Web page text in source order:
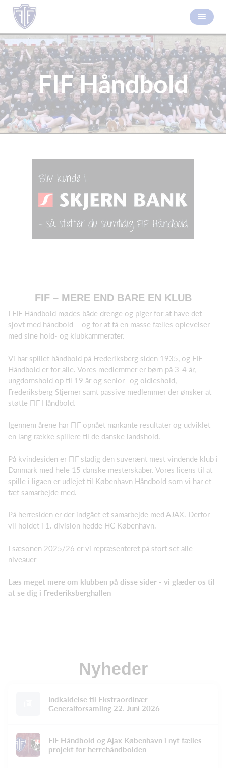
FIF Håndbold
FIF – MERE END BARE EN KLUB
I FIF Håndbold mødes både drenge og piger for at have det
sjovt med håndbold – og for at få en masse fælles oplevelser
med sine hold- og klubkammerater.
Vi har spillet håndbold på Frederiksberg siden 1935, og FIF
Håndbold er for alle. Vores medlemmer er børn på 3-4 år,
ungdomshold op til 19 år og senior- og oldieshold,
Frederiksberg Stjerner samt passive medlemmer der ønsker at
støtte FIF Håndbold.
Igennem årene har FIF opnået markante resultater og udviklet
en lang række spillere til de danske landshold.
På kvindesiden er FIF stadig den suverænt mest vindende klub i
Danmark med hele 15 danske mesterskaber. Vores licens til at
spille i ligaen er udlejet til København Håndbold som vi har et
tæt samarbejde med.
På herresiden er der indgået et samarbejde med AJAX. Derfor
vil holdet i 1. division hedde HC København.
I sæsonen 2025/26 er vi repræsenteret på stort set alle
niveauer
Læs meget mere om klubben på disse sider - vi glæder os til
at se dig i Frederiksberghallen
Nyheder
Indkaldelse til Ekstraordinær
Generalforsamling 22. Juni 2026
FIF Håndbold og Ajax København i nyt fælles
projekt for herrehåndbolden